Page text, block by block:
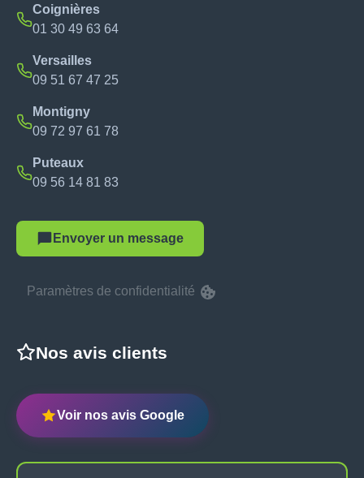
Coignières
01 30 49 63 64
Versailles
09 51 67 47 25
Montigny
09 72 97 61 78
Puteaux
09 56 14 81 83
Envoyer un message
Paramètres de confidentialité
Nos avis clients
Voir nos avis Google